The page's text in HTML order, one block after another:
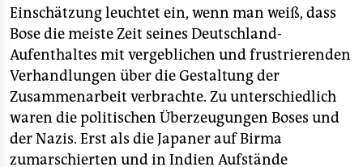
Einschätzung leuchtet ein, wenn man weiß, dass
Bose die meiste Zeit seines Deutschland-
Aufenthaltes mit vergeblichen und frustrierenden
Verhandlungen über die Gestaltung der
Zusammenarbeit verbrachte. Zu unterschiedlich
waren die politischen Überzeugungen Boses und
der Nazis. Erst als die Japaner auf Birma
zumarschierten und in Indien Aufstände